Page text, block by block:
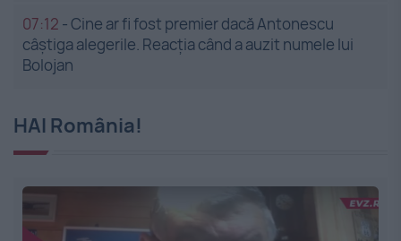
07:12 -Cine ar fi fost premier dacă Antonescu
câștiga alegerile. Reacția când a auzit numele lui
Bolojan
HAI România!